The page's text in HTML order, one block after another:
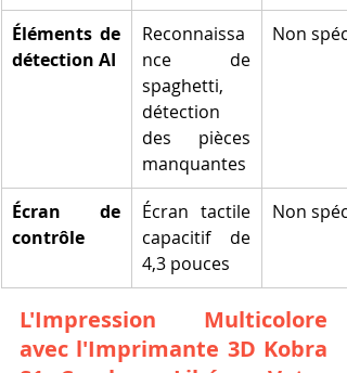
Éléments de
détection AI
Reconnaissa
nce de
spaghetti,
détection
des pièces
manquantes
Non
Écran de
contrôle
Écran tactile
capacitif de
4,3 pouces
Non
L'Impression Multicolore
avec l'Imprimante 3D Kobra